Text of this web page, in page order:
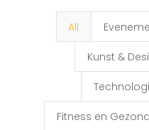
All
Kunst &
Fitness en